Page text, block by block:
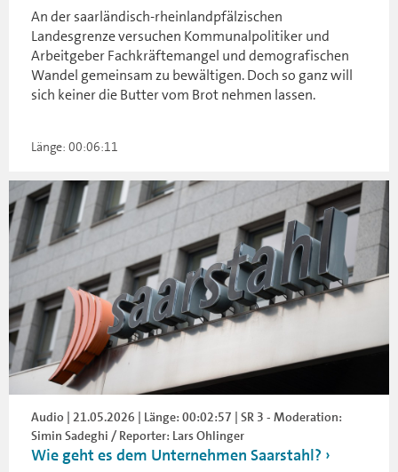
An der saarländisch-rheinlandpfälzischen
Landesgrenze versuchen Kommunalpolitiker und
Arbeitgeber Fachkräftemangel und demografischen
Wandel gemeinsam zu bewältigen. Doch so ganz will
sich keiner die Butter vom Brot nehmen lassen.
Länge: 00:06:11
Audio | 21.05.2026 | Länge: 00:02:57 | SR 3 - Moderation:
Simin Sadeghi / Reporter: Lars Ohlinger
Wie geht es dem Unternehmen Saarstahl?